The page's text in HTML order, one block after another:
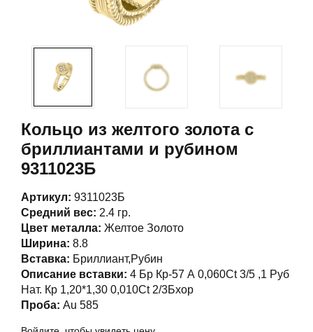
Кольцо из желтого золота с
бриллиантами и рубином
9311023Б
Артикул: 9311023Б
Средний вес: 2.4 гр.
Цвет металла: Желтое Золото
Ширина: 8.8
Вставка: Бриллиант,Рубин
Описание вставки: 4 Бр Кр-57 А 0,060Ct 3/5 ,1 Руб
Нат. Кр 1,20*1,30 0,010Ct 2/3Бхор
Проба: Au 585